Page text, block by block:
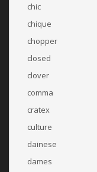
chic
chique
chopper
closed
clover
comma
cratex
culture
dainese
dames